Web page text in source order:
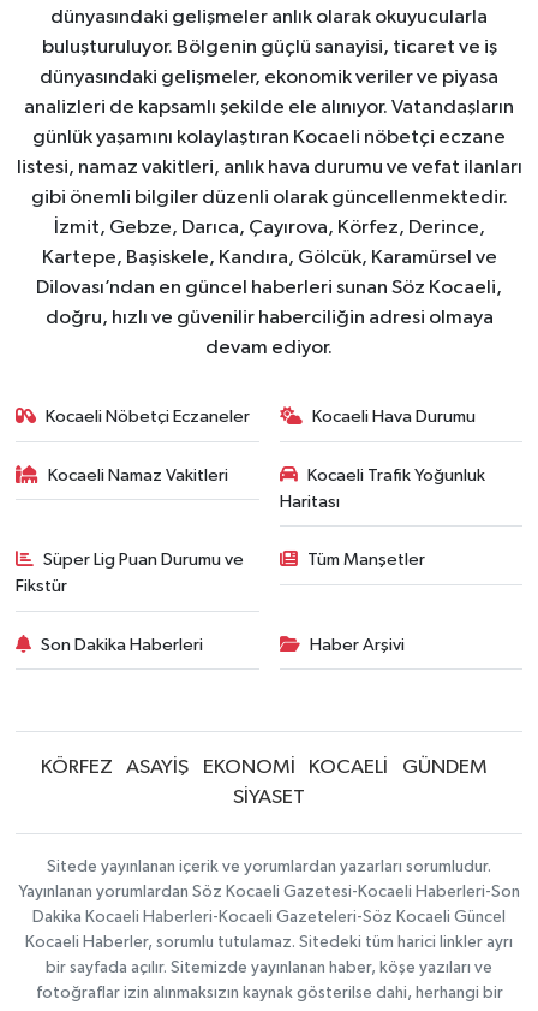
dünyasındaki gelişmeler anlık olarak okuyucularla
buluşturuluyor. Bölgenin güçlü sanayisi, ticaret ve iş
dünyasındaki gelişmeler, ekonomik veriler ve piyasa
analizleri de kapsamlı şekilde ele alınıyor. Vatandaşların
günlük yaşamını kolaylaştıran Kocaeli nöbetçi eczane
listesi, namaz vakitleri, anlık hava durumu ve vefat ilanları
gibi önemli bilgiler düzenli olarak güncellenmektedir.
İzmit, Gebze, Darıca, Çayırova, Körfez, Derince,
Kartepe, Başiskele, Kandıra, Gölcük, Karamürsel ve
Dilovası’ndan en güncel haberleri sunan Söz Kocaeli,
doğru, hızlı ve güvenilir haberciliğin adresi olmaya
devam ediyor.
Kocaeli Nöbetçi Eczaneler Kocaeli Hava Durumu
Kocaeli Namaz Vakitleri
Kocaeli Trafik Yoğunluk
Haritası
Süper Lig Puan Durumu ve
Fikstür
Tüm Manşetler
Son Dakika Haberleri Haber Arşivi
KÖRFEZ ASAYİŞ EKONOMİ KOCAELİ
GÜNDEM
SİYASET
Sitede yayınlanan içerik ve yorumlardan yazarları sorumludur.
Yayınlanan yorumlardan Söz Kocaeli Gazetesi-Kocaeli Haberleri-Son
Dakika Kocaeli Haberleri-Kocaeli Gazeteleri-Söz Kocaeli Güncel
Kocaeli Haberler, sorumlu tutulamaz. Sitedeki tüm harici linkler ayrı
bir sayfada açılır. Sitemizde yayınlanan haber, köşe yazıları ve
fotoğraflar izin alınmaksızın kaynak gösterilse dahi, herhangi bir